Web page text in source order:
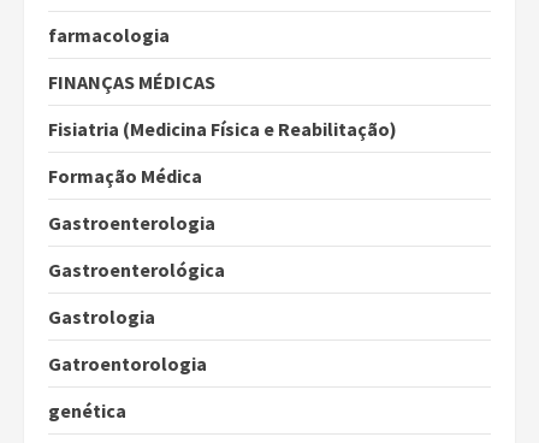
farmacologia
FINANÇAS MÉDICAS
Fisiatria (Medicina Física e Reabilitação)
Formação Médica
Gastroenterologia
Gastroenterológica
Gastrologia
Gatroentorologia
genética